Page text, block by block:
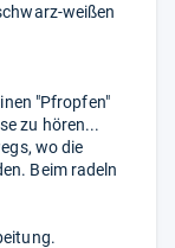
weißen
"Pfropfen"
zu hören...
wo die
Beim radeln